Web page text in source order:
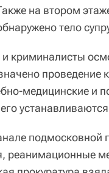
на втором
тело
криминалисты
проведение
медицинские и
подмосковной
реанимационные